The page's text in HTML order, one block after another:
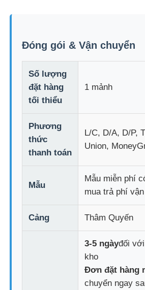
Đóng gói & Vận chuyển
Số lượng
đặt hàng
tối thiểu
1 mảnh
Phương
thức
thanh toán
L/C, D/A, D/P,
Union,
Mẫu
Mẫu miễn phí
mua trả phí
Cảng Thâm Quyến
3-5 ngàyđối
kho
Đơn đặt hàng
chuyển ngay